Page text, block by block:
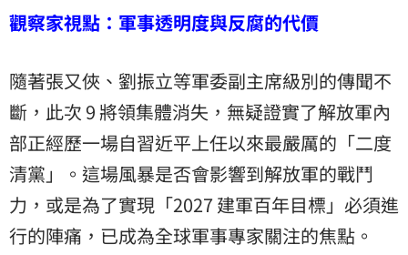
觀察家視點：軍事透明度與反腐的代價
隨著張又俠、劉振立等軍委副主席級別的傳聞不
斷，此次 9 將領集體消失，無疑證實了解放軍內
部正經歷一場自習近平上任以來最嚴厲的「二度
清黨」。這場風暴是否會影響到解放軍的戰鬥
力，或是為了實現「2027 建軍百年目標」必須進
行的陣痛，已成為全球軍事專家關注的焦點。